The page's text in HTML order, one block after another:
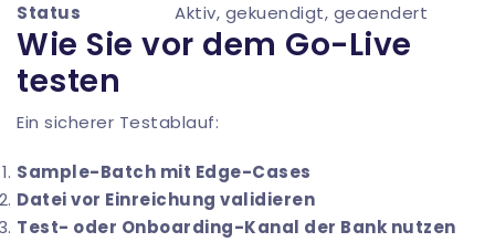
Status
Aktiv, gekuendigt, geaendert
Wie Sie vor dem Go-Live
testen
Ein sicherer Testablauf:
Sample-Batch mit Edge-Cases
Datei vor Einreichung validieren
Test- oder Onboarding-Kanal der Bank nutzen